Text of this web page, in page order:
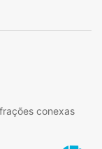
conexas